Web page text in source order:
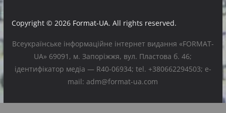
Copyright © 2026 Format-UA. All rights reserved.
Всеукраїнське інформаційне інтернет видання «FORMAT-
UA» 69091, м. Запоріжжя, вул. Пластова б. 46;
ідентифікатор медіа — R40-06934; tel. +380662294503; e-
mail: adm@format-ua.com